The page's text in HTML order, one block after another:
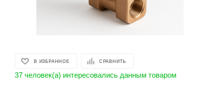
В ИЗБРАННОЕ СРАВНИТЬ
37 человек(а) интересовались данным товаром